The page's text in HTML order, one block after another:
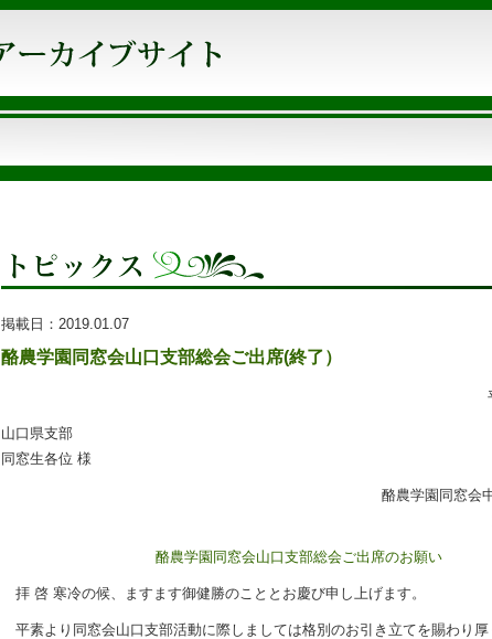
掲載日： 2019.01.07
酪農学園同窓会山口支部総会ご出席(終了）
山口県支部
同窓生各位 様
酪農学園同窓会
酪農学園同窓会山口支部総会ご出席のお願い
拝 啓 寒冷の候、ますます御健勝のこととお慶び申し上げます。
平素より同窓会山口支部活動に際しましては格別のお引き立てを賜わり